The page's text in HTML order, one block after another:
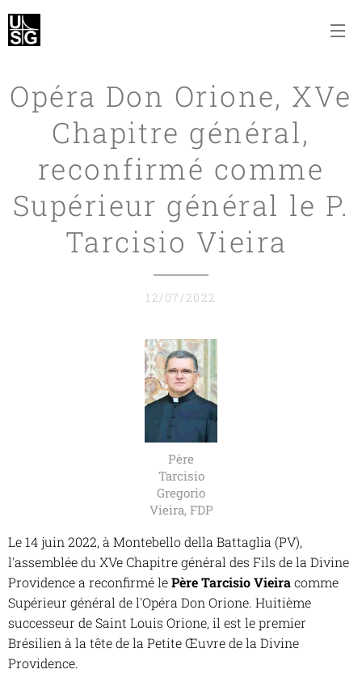
Opéra Don Orione, XVe
Chapitre général,
reconfirmé comme
Supérieur général le P.
Tarcisio Vieira
12/07/2022
Père
Tarcisio
Gregorio
Vieira, FDP
Le 14 juin 2022, à Montebello della Battaglia (PV),
l'assemblée du XVe Chapitre général des Fils de la Divine
Providence a reconfirmé lePère Tarcisio Vieiracomme
Supérieur général de l'Opéra Don Orione. Huitième
successeur de Saint Louis Orione, il est le premier
Brésilien à la tête de la Petite Œuvre de la Divine
Providence.